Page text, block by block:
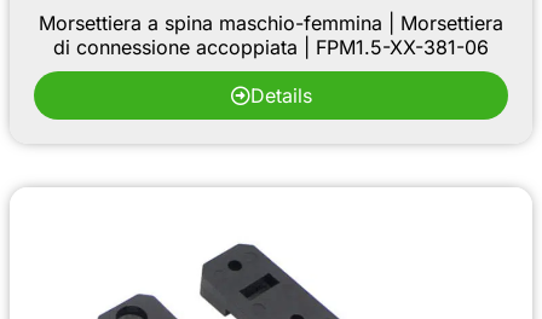
Morsettiera a spina maschio-femmina | Morsettiera
di connessione accoppiata | FPM1.5-XX-381-06
Details